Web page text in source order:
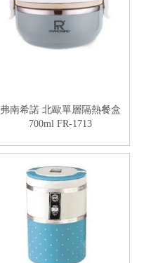
弗南希諾 北歐單層隔熱餐盒
700ml FR-1713